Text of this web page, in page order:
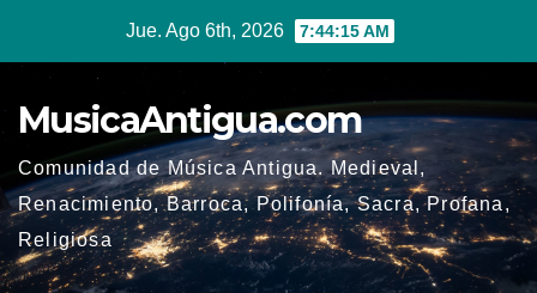
Jue. Ago 6th, 2026 7:44:16 AM
MusicaAntigua.com
Comunidad de Música Antigua. Medieval,
Renacimiento, Barroca, Polifonía, Sacra, Profana,
Religiosa